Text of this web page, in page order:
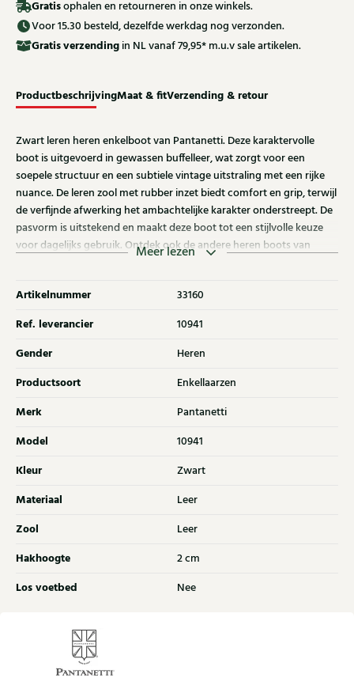
Gratisophalen en retourneren in onze winkels.
Voor 15.30 besteld, dezelfde werkdag nog verzonden.
Gratisverzending in NL vanaf 79,95* m.u.v sale artikelen.
ProductbeschrijvingMaat & fitVerzending & retour
Zwart leren heren enkelboot van Pantanetti. Deze karaktervolle
boot is uitgevoerd in gewassen buffelleer, wat zorgt voor een
soepele structuur en een subtiele vintage uitstraling met een rijke
nuance. De leren zool met rubber inzet biedt comfort en grip, terwijl
de verfijnde afwerking het ambachtelijke karakter onderstreept. De
pasvorm is uitstekend en maakt deze boot tot een stijlvolle keuze
voor dagelijks gebruik. Ontdek ook de andere heren boots van
Meer lezen
Artikelnummer 33160
Ref. leverancier 10941
Gender Heren
Productsoort Enkellaarzen
Merk Pantanetti
Model 10941
Kleur Zwart
Materiaal Leer
Zool Leer
Hakhoogte 2 cm
Los voetbed Nee